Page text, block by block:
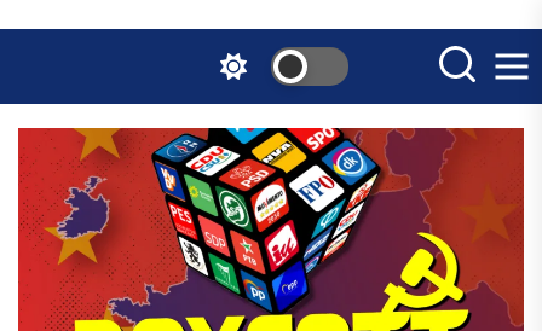
the
content